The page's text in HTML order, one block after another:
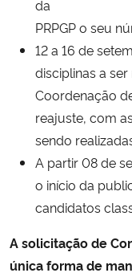
Advocacia-Geral da União
Banco Central do Brasil
Planalto
da
PRPGP o seu
12 a 16 de
disciplinas a
Coordenação
reajuste, com
sendo
A partir 08 de
o início da
candidatos
A solicitação de
única forma de